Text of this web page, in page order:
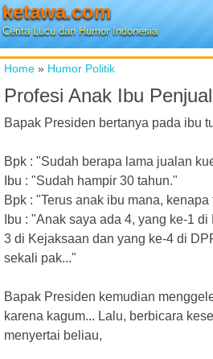
ketawa.com
Cerita Lucu dan Humor Indonesia
Home » Humor Politik
Profesi Anak Ibu
Bapak Presiden bertanya pada ibu
Bpk : "Sudah berapa lama jualan
Ibu : "Sudah hampir 30 tahun."
Bpk : "Terus anak ibu mana,
Ibu : "Anak saya ada 4, yang ke-1
3 di Kejaksaan dan yang ke-4 di
sekali pak..."
Bapak Presiden kemudian
karena kagum... Lalu, berbicara
menyertai beliau,